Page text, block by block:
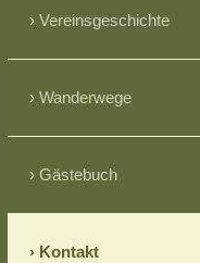
Vereinsgeschichte
Wanderwege
Gästebuch
Kontakt